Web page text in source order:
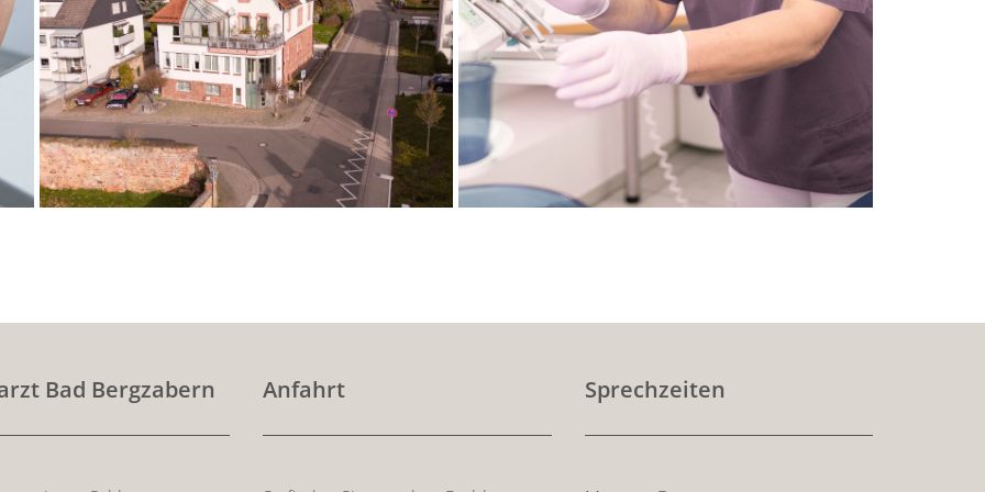
scrollen
Bad Bergzabern Anfahrt Sprechzeiten